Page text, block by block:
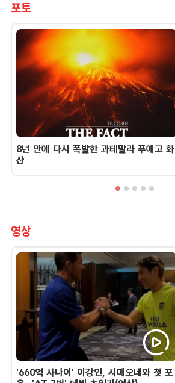
포토
8년 만에 다시 폭발한 과테말라 푸에고 화
산
영상
'660억 사나이' 이강인, 시메오네와 첫 포